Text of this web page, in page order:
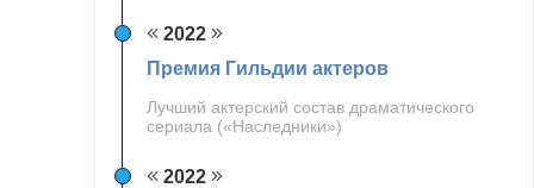
2022
Премия Гильдии актеров
Лучший актерский состав драматического
сериала («Наследники»)
2022